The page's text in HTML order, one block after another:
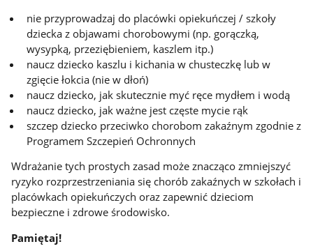
nie przyprowadzaj do placówki opiekuńczej / szkoły
dziecka z objawami chorobowymi (np. gorączką,
wysypką, przeziębieniem, kaszlem itp.)
naucz dziecko kaszlu i kichania w chusteczkę lub w
zgięcie łokcia (nie w dłoń)
naucz dziecko, jak skutecznie myć ręce mydłem i wodą
naucz dziecko, jak ważne jest częste mycie rąk
szczep dziecko przeciwko chorobom zakaźnym zgodnie z
Programem Szczepień Ochronnych
Wdrażanie tych prostych zasad może znacząco zmniejszyć
ryzyko rozprzestrzeniania się chorób zakaźnych w szkołach i
placówkach opiekuńczych oraz zapewnić dzieciom
bezpieczne i zdrowe środowisko.
Pamiętaj!